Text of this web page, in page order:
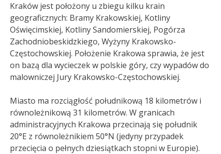
Kraków jest położony u zbiegu kilku krain
geograficznych: Bramy Krakowskiej, Kotliny
Oświęcimskiej, Kotliny Sandomierskiej, Pogórza
Zachodniobeskidzkiego, Wyżyny Krakowsko-
Częstochowskiej. Położenie Krakowa sprawia, że jest
on bazą dla wycieczek w polskie góry, czy wypadów do
malowniczej Jury Krakowsko-Częstochowskiej.
Miasto ma rozciągłość południkową 18 kilometrów i
równoleżnikową 31 kilometrów. W granicach
administracyjnych Krakowa przecinają się południk
20°E z równoleżnikiem 50°N (jedyny przypadek
przecięcia o pełnych dziesiątkach stopni w Europie).